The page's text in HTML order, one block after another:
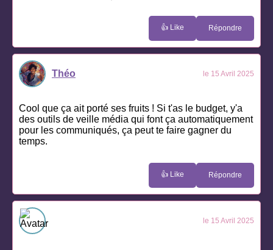
👍 Like Répondre
Théo le 15 Avril 2025
Cool que ça ait porté ses fruits ! Si t'as le budget, y'a
des outils de veille média qui font ça automatiquement
pour les communiqués, ça peut te faire gagner du
temps.
👍 Like Répondre
le 15 Avril 2025